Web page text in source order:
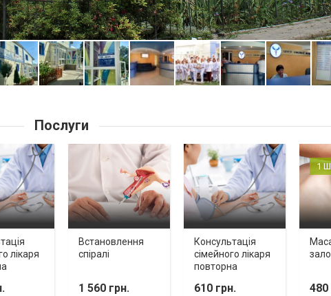
Послуги
лікаря
Встановлення
спіралі
1 560 грн.
Консультація
сімейного лікаря
повторна
610 грн.
1
480